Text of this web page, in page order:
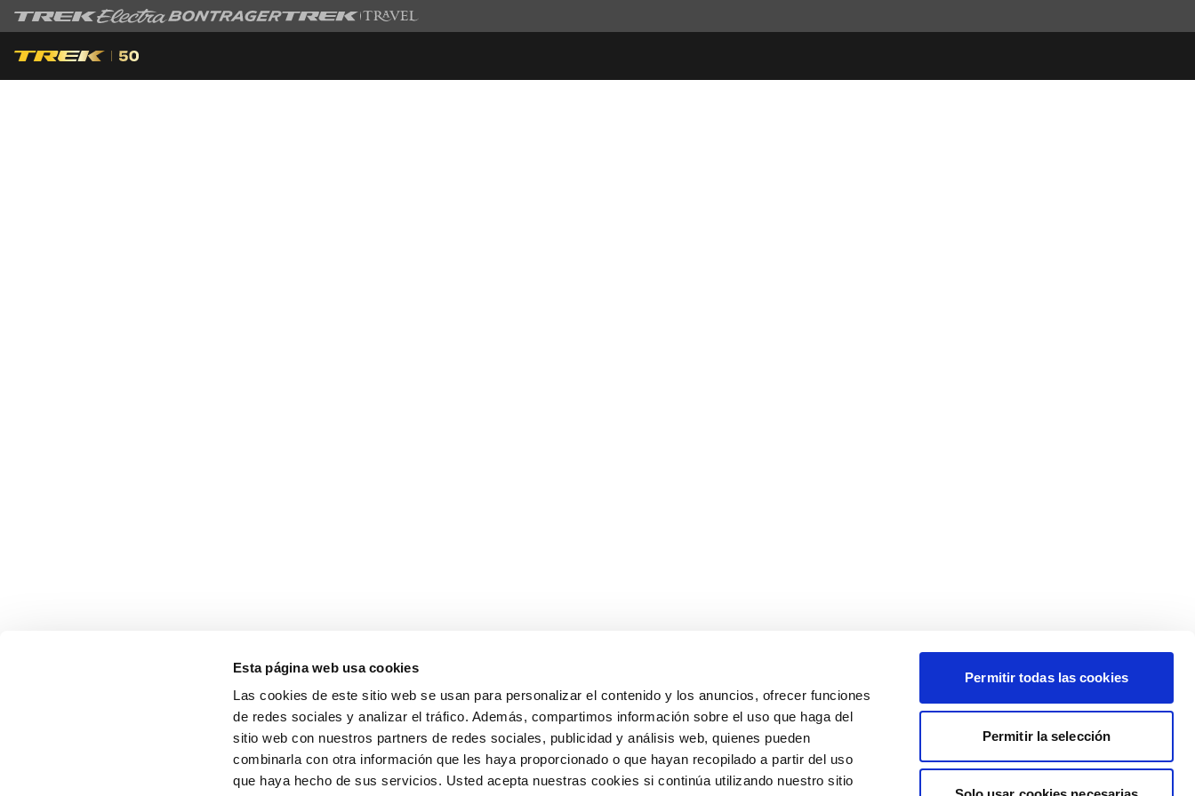
Esta página web usa cookies
Las cookies de este sitio web se usan para personalizar el contenido y los anuncios, ofrecer funciones
de redes sociales y analizar el tráfico. Además, compartimos información sobre el uso que haga del
sitio web con nuestros partners de redes sociales, publicidad y análisis web, quienes pueden
combinarla con otra información que les haya proporcionado o que hayan recopilado a partir del uso
que haya hecho de sus servicios. Usted acepta nuestras cookies si continúa utilizando nuestro sitio
Permitir todas las cookies
Permitir la selección